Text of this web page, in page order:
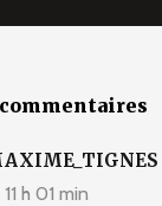
commentaires
h 01 min